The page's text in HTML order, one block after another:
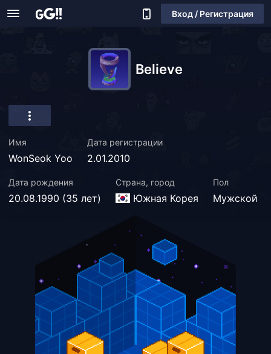
Вход / Регистрация
Believe
Имя
WonSeok Yoo
Дата регистрации
2.01.2010
Дата рождения
20.08.1990 (35 лет)
Страна, город
Южная Корея
Пол
Мужской